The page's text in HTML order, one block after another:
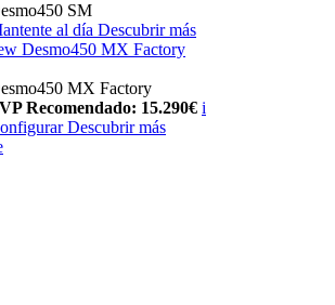
SM
al día Descubrir más
Desmo450 MX Factory
MX Factory
Recomendado: 15.290€ i
Descubrir más